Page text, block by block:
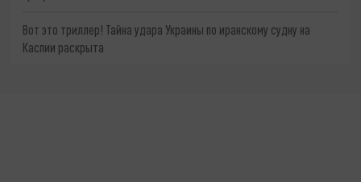
Вот это триллер! Тайна удара Украины по иранскому судну на
Каспии раскрыта